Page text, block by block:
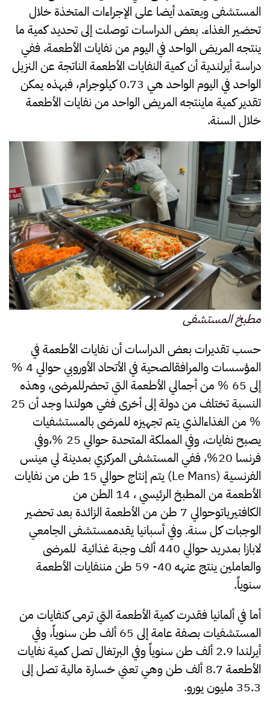
المستشفى ويعتمد أيضا على الإجراءات المتخذة خلال
تحضير الغذاء. بعض الدراسات توصلت إلى تحديد كمية ما
ينتجه المريض الواحد في اليوم من نفايات الأطعمة، ففي
دراسة أيرلندية أن كمية النفايات الأطعمة الناتجة عن النزيل
الواحد في اليوم الواحد هي 0.73 كيلوجرام، فبهذه يمكن
تقدير كمية ماينتجه المريض الواحد من نفايات الأطعمة
خلال السنة.
مطبخ المستشفى
حسب تقديرات بعض الدراسات أن نفايات الأطعمة في
المؤسسات والمرافقالصحية في الأتحاد الأوروبي حوالي 4 %
إلى 65 % من أجمالي الأطعمة التي تحضرللمرضى، وهذه
النسبة تختلف من دولة إلى أخرى ففي هولندا وجد أن 25
% من الغذاءالذي يتم تجهيزه للمرضى بالمستشفيات
يصبح نفايات، وفي المملكة المتحدة حوالي 25 %،وفي
فرنسا 20%، ففي المستشفى المركزي بمدينة لي مينس
الفرنسية (Le Mans) يتم إنتاج حوالي 15 طن من نفايات
الأطعمة من المطبخ الرئيسي ، 14 الطن من
الكافتيرياتوحوالي 7 طن من الأطعمة الزائدة بعد تحضير
الوجبات كل سنة. وفي أسبانيا يقدممستشفى الجامعي
لابازا بمدريد حوالي 440 ألف وجبة غذائية للمرضى
والعاملين ينتج عنهه 40- 59 طن مننفايات الأطعمة
سنوياً.
أما في ألمانيا فقدرت كمية الأطعمة التي ترمى كنفايات من
المستشفيات بصفة عامة إلى 65 ألف طن سنوياً، وفي
أيرلندا 2.9 ألف طن سنوياً وفي البرتغال تصل كمية نفايات
الأطعمة 8.7 ألف طن وهي تعني خسارة مالية تصل إلى
35.3 مليون يورو.